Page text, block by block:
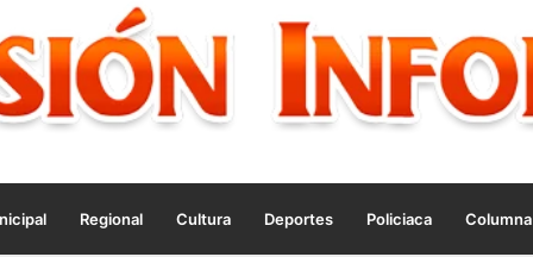
Regional Cultura Deportes Policiaca Columna